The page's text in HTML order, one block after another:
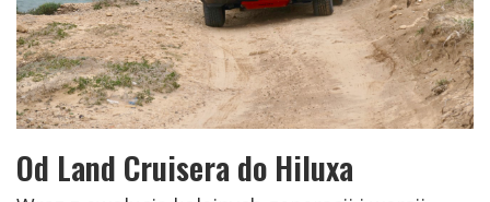
Od Land Cruisera do Hiluxa